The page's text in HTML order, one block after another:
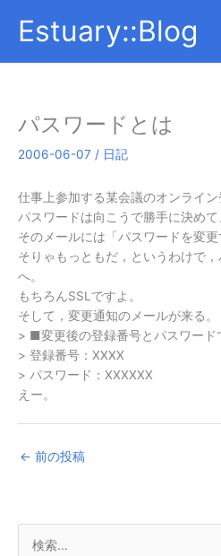
Estuary::Blog
パスワードとは
2006-06-07 / 日記
仕事上参加する某会議のオンライン
パスワードは向こうで勝手に決めて
そのメールには「パスワードを変更
そりゃもっともだ，というわけで
へ。
もちろんSSLですよ。
そして，変更通知のメールが来る。
> ■変更後の登録番号とパスワード
> 登録番号：XXXX
> パスワード：XXXXXX
えー。
← 前の投稿